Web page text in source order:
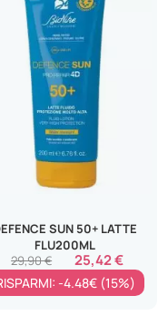
SUN 50+ LATTE
FLU200ML
25,42 €
29,90 €
-4.48€ (15%)